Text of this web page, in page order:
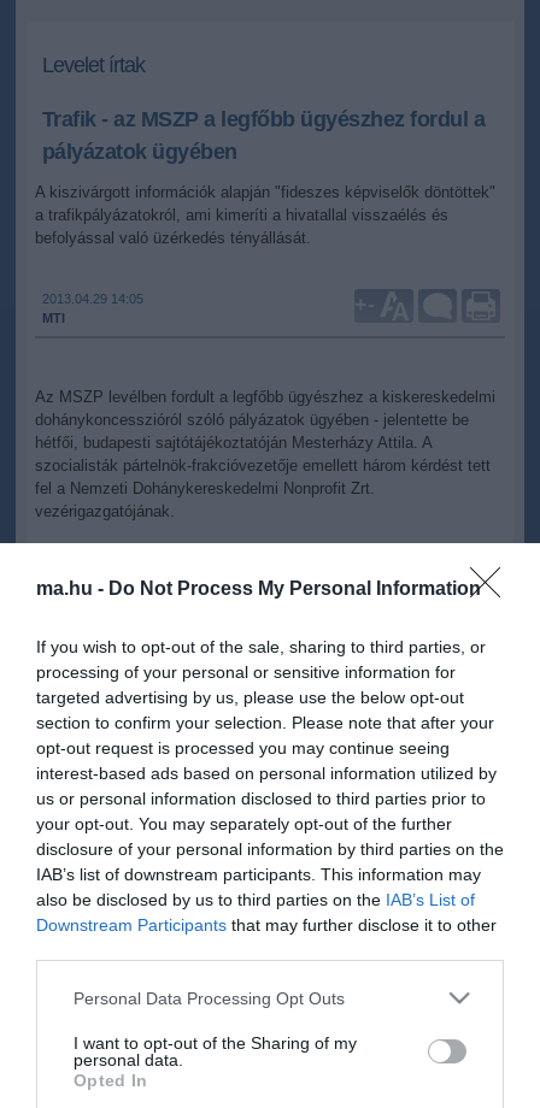
ma.hu - Do Not Process My Personal Information
If you wish to opt-out of the sale, sharing to third parties, or
processing of your personal or sensitive information for
targeted advertising by us, please use the below opt-out
section to confirm your selection. Please note that after your
opt-out request is processed you may continue seeing
interest-based ads based on personal information utilized by
us or personal information disclosed to third parties prior to
your opt-out. You may separately opt-out of the further
disclosure of your personal information by third parties on the
IAB’s list of downstream participants. This information may
also be disclosed by us to third parties on the IAB’s List of
Downstream Participants that may further disclose it to other
Please note that this website/app uses one or more Google
not limited to your visit or usage behaviour. You may click to
grant or deny consent to Google and its third-party tags to
use your data for below specified purposes in below Google
Personal Data Processing Opt Outs
I want to opt-out of the Sharing of my
personal data.
Opted In
Levelet írtak
Trafik - az MSZP a legfőbb ügyészhez fordul a
pályázatok ügyében
A kiszivárgott információk alapján "fideszes képviselők döntöttek"
a trafikpályázatokról, ami kimeríti a hivatallal visszaélés és
befolyással való üzérkedés tényállását.
2013.04.29 14:05
MTI
+-
Az MSZP levélben fordult a legfőbb ügyészhez a kiskereskedelmi
dohánykoncesszióról szóló pályázatok ügyében - jelentette be
hétfői, budapesti sajtótájékoztatóján Mesterházy Attila. A
szocialisták pártelnök-frakcióvezetője emellett három kérdést tett
fel a Nemzeti Dohánykereskedelmi Nonprofit Zrt.
vezérigazgatójának.
alapján "fideszes képviselők döntöttek" a trafikpályázatokról, ami
kimeríti a hivatallal visszaélés és befolyással való üzérkedés
legfőbb ügyész akár hivatalból is vizsgálatot indíthat az ügyben.
Hozzátette: a ha Polt Péter ezt nem tette meg, akkor arra kérik,
hogy a levelet tekintse ismeretlen tettes ellen tett feljelentésnek.
Emellett írásban megkeresték Gyulai Zsoltot, a Nemzeti
Dohánykereskedelmi Nonprofit Zrt. vezérigazgatóját, akinek három
kérdést tettek fel. Kik voltak a bírálóbizottság tagjai, kik delegálták
őket és milyen szakmai ismeretekkel rendelkeztek - ismertette az
első kérdést. Gyulai Zsolt kapott-e "politikai iránymutatást" a
pályázatok elbírálásához és ha igen, akkor ez kiktől és milyen
formában érkezett - folytatta a másodikkal. Az MSZP arra is
kíváncsi, hogy nyilvánosságra kívánják-e hozni a pályázatok
bírálati lapjait - ismertette az utolsót.
pályázatok eredménytelenné nyilvánításának. Egyfelől
megváltoztak a pályázati feltételek, hiszen most már tíz, illetve a
legutóbbi hírek szerint 12 százalékosra akarják emelni az árrést.
Emellett nincsen jogorvoslat, pedig a bíráló bizottság tagjai
"szubjektív alapon döntöttek" - jelentette ki. Harmadik indokként